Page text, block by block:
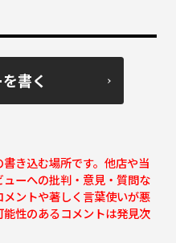
書く
き込む場所です。他店や当
ーへの批判・意見・質問な
ントや著しく言葉使いが悪
性のあるコメントは発見次